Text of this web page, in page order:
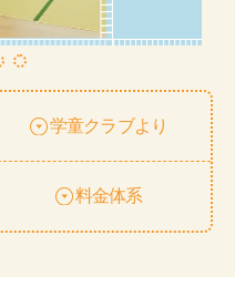
学童クラブより
料金体系